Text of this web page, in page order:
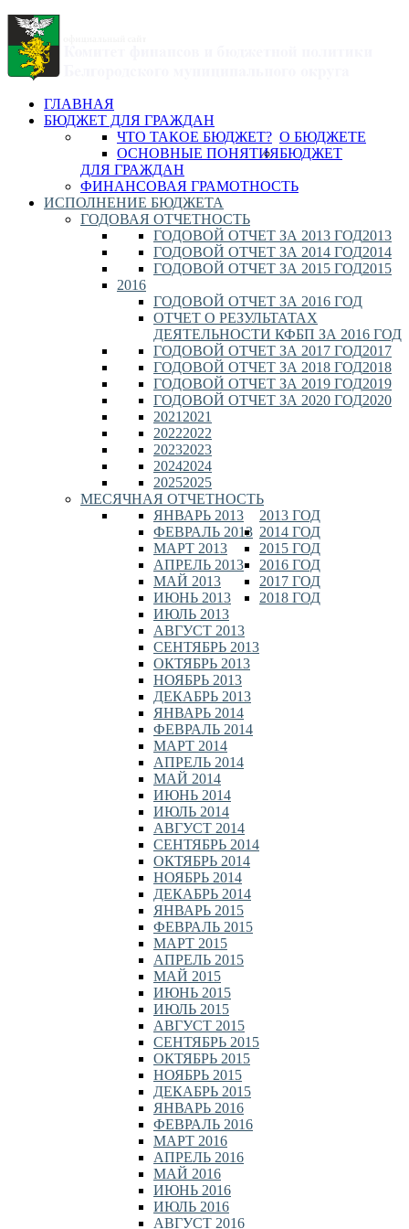
ГЛАВНАЯ
БЮДЖЕТ ДЛЯ ГРАЖДАН
О БЮДЖЕТЕ
ЧТО ТАКОЕ БЮДЖЕТ?
ОСНОВНЫЕ ПОНЯТИЯБЮДЖЕТ
ДЛЯ ГРАЖДАН
ФИНАНСОВАЯ ГРАМОТНОСТЬ
ИСПОЛНЕНИЕ БЮДЖЕТА
ГОДОВАЯ ОТЧЕТНОСТЬ
2013
ГОДОВОЙ ОТЧЕТ ЗА 2013 ГОД
2014
ГОДОВОЙ ОТЧЕТ ЗА 2014 ГОД
2015
ГОДОВОЙ ОТЧЕТ ЗА 2015 ГОД
2016
ГОДОВОЙ ОТЧЕТ ЗА 2016 ГОД
ОТЧЕТ О РЕЗУЛЬТАТАХ
ДЕЯТЕЛЬНОСТИ КФБП ЗА 2016 ГОД
2017
ГОДОВОЙ ОТЧЕТ ЗА 2017 ГОД
2018
ГОДОВОЙ ОТЧЕТ ЗА 2018 ГОД
2019
ГОДОВОЙ ОТЧЕТ ЗА 2019 ГОД
2020
ГОДОВОЙ ОТЧЕТ ЗА 2020 ГОД
2021
2021
2022
2022
2023
2023
2024
2024
2025
2025
МЕСЯЧНАЯ ОТЧЕТНОСТЬ
2013 ГОД
ЯНВАРЬ 2013
ФЕВРАЛЬ 2013
МАРТ 2013
АПРЕЛЬ 2013
МАЙ 2013
ИЮНЬ 2013
ИЮЛЬ 2013
АВГУСТ 2013
СЕНТЯБРЬ 2013
ОКТЯБРЬ 2013
НОЯБРЬ 2013
ДЕКАБРЬ 2013
2014 ГОД
ЯНВАРЬ 2014
ФЕВРАЛЬ 2014
МАРТ 2014
АПРЕЛЬ 2014
МАЙ 2014
ИЮНЬ 2014
ИЮЛЬ 2014
АВГУСТ 2014
СЕНТЯБРЬ 2014
ОКТЯБРЬ 2014
НОЯБРЬ 2014
ДЕКАБРЬ 2014
2015 ГОД
ЯНВАРЬ 2015
ФЕВРАЛЬ 2015
МАРТ 2015
АПРЕЛЬ 2015
МАЙ 2015
ИЮНЬ 2015
ИЮЛЬ 2015
АВГУСТ 2015
СЕНТЯБРЬ 2015
ОКТЯБРЬ 2015
НОЯБРЬ 2015
ДЕКАБРЬ 2015
2016 ГОД
ЯНВАРЬ 2016
ФЕВРАЛЬ 2016
МАРТ 2016
АПРЕЛЬ 2016
МАЙ 2016
ИЮНЬ 2016
ИЮЛЬ 2016
АВГУСТ 2016
2017 ГОД
2018 ГОД